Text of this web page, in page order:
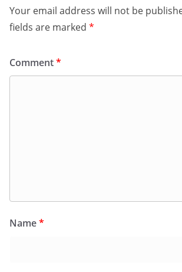
Your email address will not be
fields are marked *
Comment*
Name*